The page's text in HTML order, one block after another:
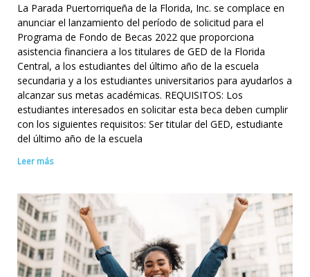
La Parada Puertorriqueña de la Florida, Inc. se complace en
anunciar el lanzamiento del período de solicitud para el
Programa de Fondo de Becas 2022 que proporciona
asistencia financiera a los titulares de GED de la Florida
Central, a los estudiantes del último año de la escuela
secundaria y a los estudiantes universitarios para ayudarlos a
alcanzar sus metas académicas. REQUISITOS: Los
estudiantes interesados en solicitar esta beca deben cumplir
con los siguientes requisitos: Ser titular del GED, estudiante
del último año de la escuela
Leer más